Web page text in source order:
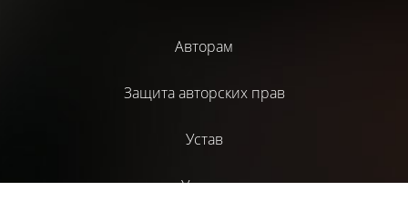
Авторам
Защита авторских прав
Устав
Услуги